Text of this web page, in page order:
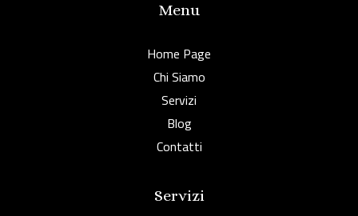
Menu
Home Page
Chi Siamo
Servizi
Blog
Contatti
Servizi